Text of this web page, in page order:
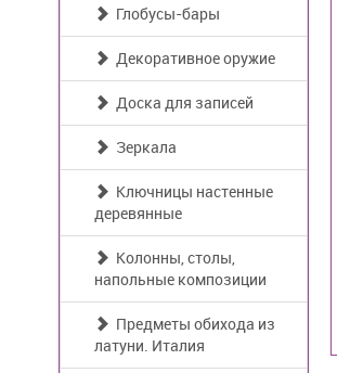
Глобусы-бары
Декоративное оружие
Доска для записей
Зеркала
Ключницы настенные
деревянные
Колонны, столы,
напольные композиции
Предметы обихода из
латуни. Италия